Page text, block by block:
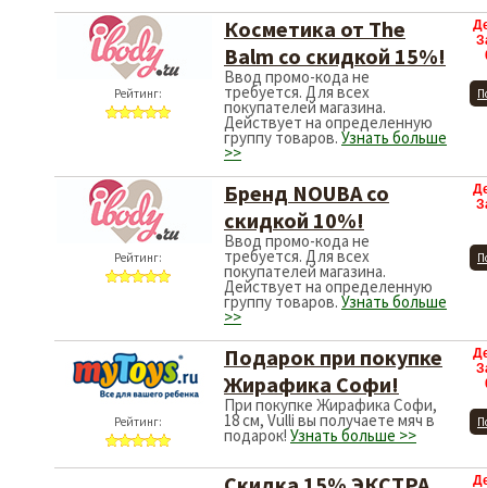
Рейтинг:
Косметика от The
Balm со скидкой 15%!
Ввод промо-кода не
требуется. Для всех
покупателей магазина.
Действует на определенную
группу товаров. Узнать больше
>>
Рейтинг:
Бренд NOUBA со
скидкой 10%!
Ввод промо-кода не
требуется. Для всех
покупателей магазина.
Действует на определенную
группу товаров. Узнать больше
>>
Рейтинг:
Подарок при покупке
Жирафика Софи!
При покупке Жирафика Софи,
18 см, Vulli вы получаете мяч в
подарок! Узнать больше >>